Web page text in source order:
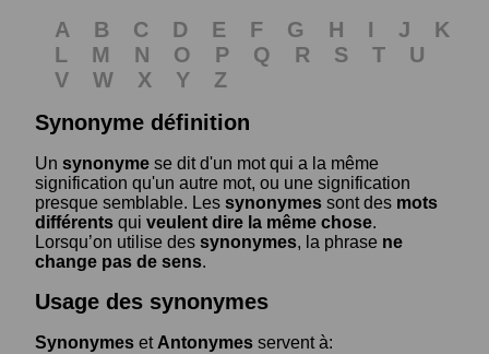
A B C D E F G H I J
K
L
M N O P Q R S T
U
V
W X Y
Z
Synonyme définition
Un synonyme se dit d'un mot qui a la même
signification qu'un autre mot, ou une signification
presque semblable. Les synonymes sont des mots
différents qui veulent dire la même chose.
Lorsqu’on utilise des synonymes, la phrase ne
change pas de sens.
Usage des synonymes
Synonymes et Antonymes servent à: